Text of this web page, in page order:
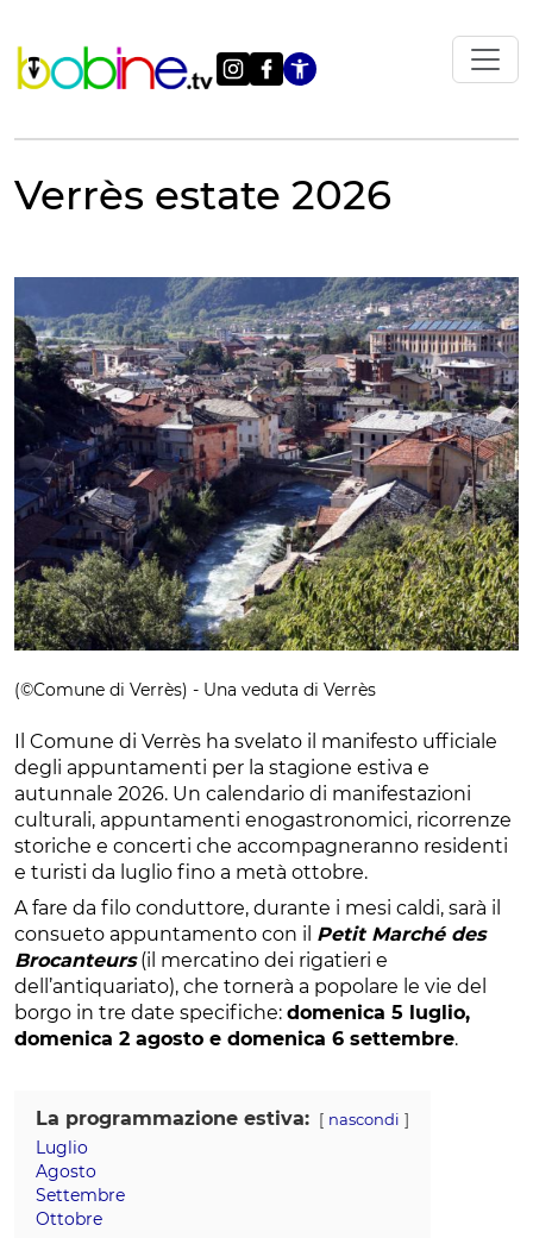
contenuto
Apri le
Verrès estate 2026
(©Comune di Verrès) - Una veduta di Verrès
Il Comune di Verrès ha svelato il manifesto ufficiale
degli appuntamenti per la stagione estiva e
autunnale 2026. Un calendario di manifestazioni
culturali, appuntamenti enogastronomici, ricorrenze
storiche e concerti che accompagneranno residenti
e turisti da luglio fino a metà ottobre.
A fare da filo conduttore, durante i mesi caldi, sarà il
consueto appuntamento con il Petit Marché des
Brocanteurs(il mercatino dei rigatieri e
dell’antiquariato), che tornerà a popolare le vie del
borgo in tre date specifiche: domenica 5 luglio,
domenica 2 agosto e domenica 6 settembre.
La programmazione estiva: nascondi
Luglio
Agosto
Settembre
Ottobre